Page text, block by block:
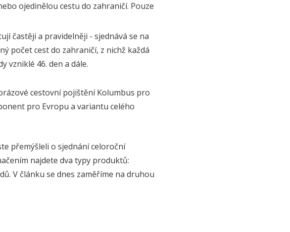
ojedinělou cestu do zahraničí. Pouze
častěji a pravidelněji - sjednává se na
počet cest do zahraničí, z nichž každá
vzniklé 46. den a dále.
cestovní pojištění Kolumbus pro
pro Evropu a variantu celého
přemýšleli o sjednání celoroční
najdete dva typy produktů:
V článku se dnes zaměříme na druhou